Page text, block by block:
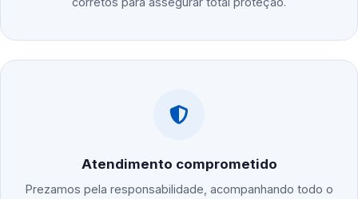
Atendimento comprometido
Prezamos pela responsabilidade, acompanhando todo o